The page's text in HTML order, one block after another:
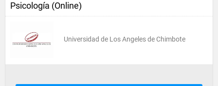
Psicología (Online)
Universidad de Los Angeles de Chimbote